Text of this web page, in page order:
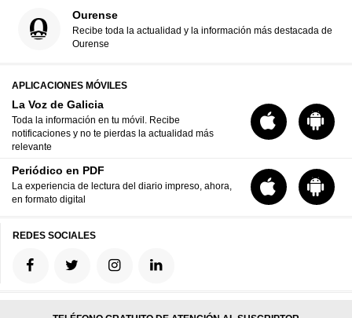
Ourense
Recibe toda la actualidad y la información más destacada de
Ourense
APLICACIONES MÓVILES
La Voz de Galicia
Toda la información en tu móvil. Recibe
notificaciones y no te pierdas la actualidad más
relevante
Periódico en PDF
La experiencia de lectura del diario impreso, ahora,
en formato digital
REDES SOCIALES